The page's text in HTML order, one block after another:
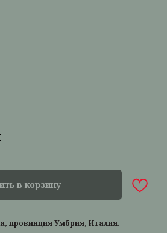
в корзину
провинция Умбрия, Италия.